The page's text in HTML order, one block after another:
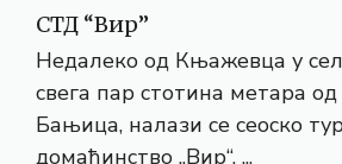
СТД “Вир”
Недалеко од Књажевца у
свега пар стотина метара
Бањица, налази се сеоско
домаћинство „Вир“. ...